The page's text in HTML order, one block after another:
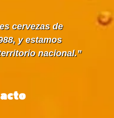
cervezas de
y estamos
nacional.